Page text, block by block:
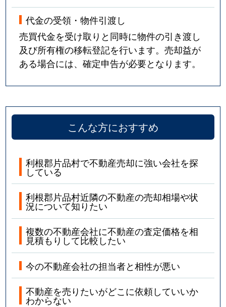
代金の受領・物件引渡し
売買代金を受け取りと同時に物件の引き渡し
及び所有権の移転登記を行います。売却益が
ある場合には、確定申告が必要となります。
こんな方におすすめ
利根郡片品村で不動産売却に強い会社を探
している
利根郡片品村近隣の不動産の売却相場や状
況について知りたい
複数の不動産会社に不動産の査定価格を相
見積もりして比較したい
今の不動産会社の担当者と相性が悪い
不動産を売りたいがどこに依頼していいか
わからない